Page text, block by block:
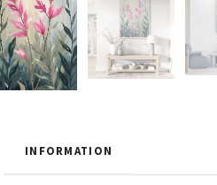
INFORMATION